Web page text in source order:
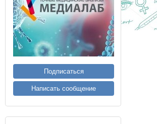
Подписаться
Написать сообщение